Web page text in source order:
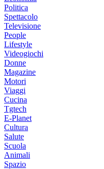
Politica
Spettacolo
Televisione
People
Lifestyle
Videogiochi
Donne
Magazine
Motori
Viaggi
Cucina
Tgtech
E-Planet
Cultura
Salute
Scuola
Animali
Spazio